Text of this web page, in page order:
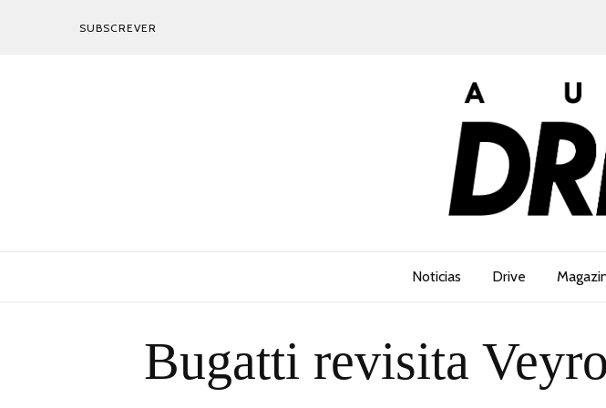
SUBSCREVER
Noticias Drive
Bugatti revisita